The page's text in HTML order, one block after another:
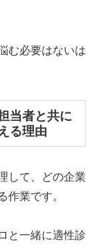
む必要はないは
当者と共に
る理由
して、どの企業
作業です。
と一緒に適性診